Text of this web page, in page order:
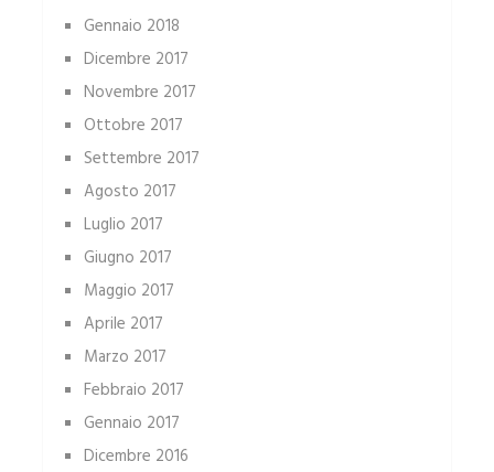
Gennaio 2018
Dicembre 2017
Novembre 2017
Ottobre 2017
Settembre 2017
Agosto 2017
Luglio 2017
Giugno 2017
Maggio 2017
Aprile 2017
Marzo 2017
Febbraio 2017
Gennaio 2017
Dicembre 2016